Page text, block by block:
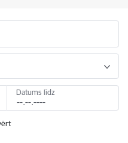
Datums līdz